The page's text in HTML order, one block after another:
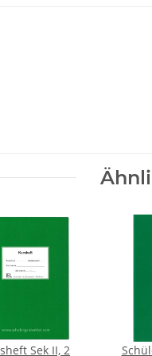
Sek II, 2